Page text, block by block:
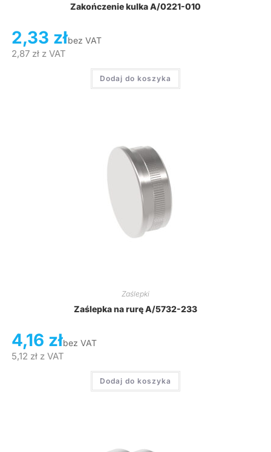
Zakończenie kulka A/0221-010
2,33 złbez VAT
2,87 złz VAT
Dodaj do koszyka
Zaślepki
Zaślepka na rurę A/5732-233
4,16 złbez VAT
5,12 złz VAT
Dodaj do koszyka